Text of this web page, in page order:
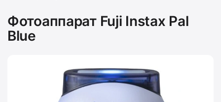
Фотоаппарат Fuji Instax Pal
Blue